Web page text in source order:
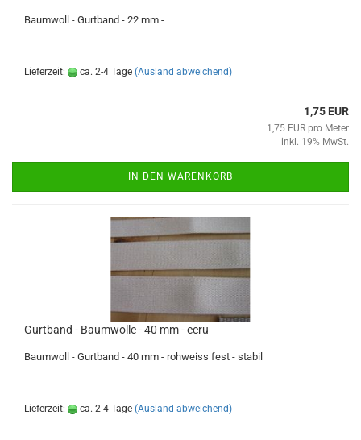
Baumwoll - Gurtband - 22 mm -
Lieferzeit: ca. 2-4 Tage (Ausland abweichend)
1,75 EUR
1,75 EUR pro Meter
inkl. 19% MwSt.
IN DEN WARENKORB
Gurtband - Baumwolle - 40 mm - ecru
Baumwoll - Gurtband - 40 mm - rohweiss fest - stabil
Lieferzeit: ca. 2-4 Tage (Ausland abweichend)